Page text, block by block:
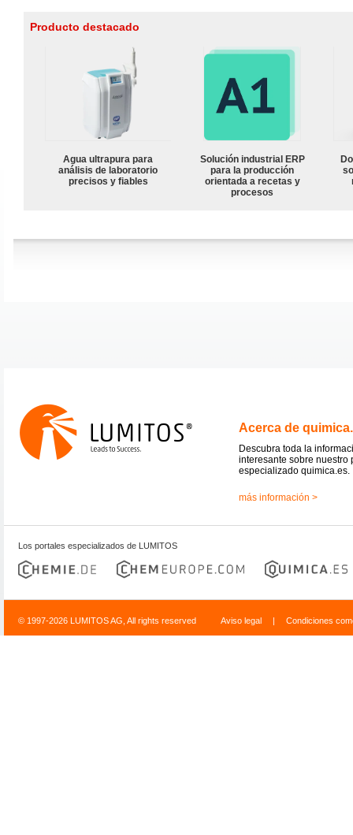
Producto destacado
Agua ultrapura para
análisis de laboratorio
precisos y fiables
Solución industrial ERP
para la producción
orientada a recetas y
procesos
Acerca de
Descubra toda la
interesante sobre nuestro
especializado quimica.es.
más información >
Los portales especializados de LUMITOS
© 1997-2026 LUMITOS AG, All rights reserved Aviso legal | Condiciones